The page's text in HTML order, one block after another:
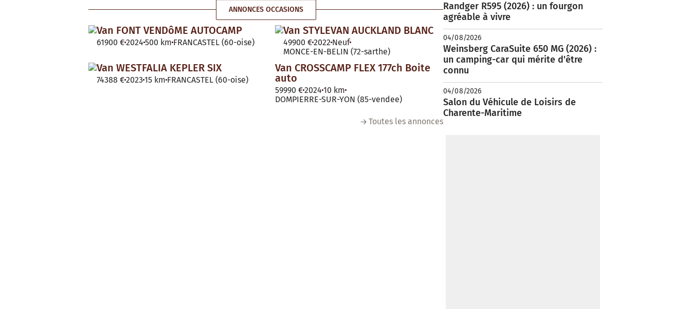
ANNONCES OCCASIONS
Van FONT VENDôME AUTOCAMP
61900 €2024 500 km FRANCASTEL (60-oise)
Van STYLEVAN AUCKLAND BLANC
49900 €2022 Neuf
MONCE-EN-BELIN (72-sarthe)
Van WESTFALIA KEPLER SIX
74388 €2023 15 km FRANCASTEL (60-oise)
Van CROSSCAMP FLEX 177ch Boite
auto
59990 €2024 10 km
DOMPIERRE-SUR-YON (85-vendee)
Toutes les annonces
Randger R595 (2026) : un fourgon
agréable à vivre
04/08/2026
Weinsberg CaraSuite 650 MG (2026) :
un camping-car qui mérite d'être
connu
04/08/2026
Salon du Véhicule de Loisirs de
Charente-Maritime